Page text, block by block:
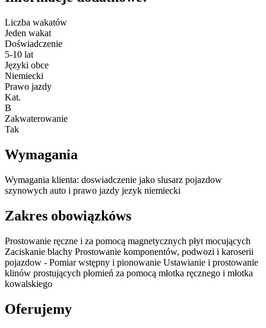
Liczba wakatów
Jeden wakat
Doświadczenie
5-10 lat
Języki obce
Niemiecki
Prawo jazdy
Kat.
B
Zakwaterowanie
Tak
Wymagania
Wymagania klienta: doswiadczenie jako slusarz pojazdow
szynowych auto i prawo jazdy jezyk niemiecki
Zakres obowiązkóws
Prostowanie ręczne i za pomocą magnetycznych płyt mocujących
Zaciskanie blachy Prostowanie komponentów, podwozi i karoserii
pojazdow - Pomiar wstępny i pionowanie Ustawianie i prostowanie
klinów prostujących płomień za pomocą młotka ręcznego i młotka
kowalskiego
Oferujemy